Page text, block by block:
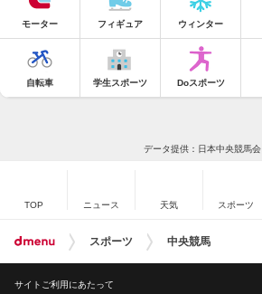
モーター フィギュア ウィンター
自転車 学生スポーツ Doスポーツ
データ提供：日本中央競馬会
TOP ニュース 天気 スポーツ
スポーツ 中央競馬
サイトご利用にあたって